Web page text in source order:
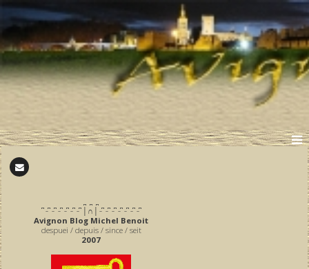
͆ ̵ ͆ ̵ ͆ ̵ ͆ ̵ ͆ ̵ ͆ ̵ ͆ │∩│ ̵ ͆ ̵ ͆ ̵ ͆ ̵ ͆ ̵ ͆ ̵ ͆ ̵ ͆
Avignon Blog Michel Benoit
despuei / depuis / since / seit
2007